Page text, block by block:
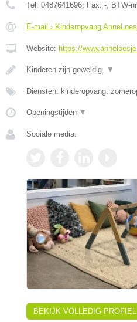
Tel: 0487641696, Fax: -, BTW-
E-mail › Kinderopvang
Website: https://
Kinderen zijn geweldig. ▼
Diensten: kinderopvang,
Openingstijden ▼
Sociale media:
BEKIJK VOLLEDIG PROFIEL